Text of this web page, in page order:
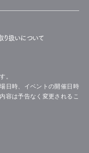
扱いについて
。
日時、イベントの開催日時
容は予告なく変更されるこ